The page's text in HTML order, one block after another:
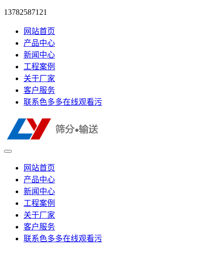
13782587121
网站首页
产品中心
新闻中心
工程案例
关于厂家
客户服务
联系色多多在线观看污
网站首页
产品中心
新闻中心
工程案例
关于厂家
客户服务
联系色多多在线观看污